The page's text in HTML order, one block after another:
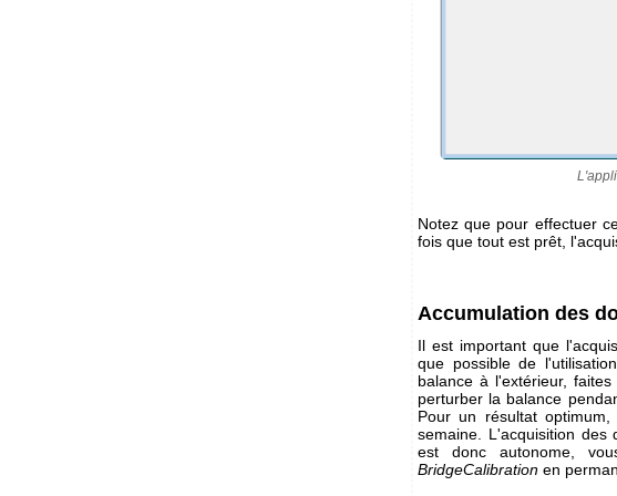
Notez que pour effectuer
fois que tout est prêt,
Accumulation des
Il est important que
que possible de
balance à l'extérieur,
perturber la balance
Pour un résultat
semaine. L'acquisition
est donc autonome,
BridgeCalibration en